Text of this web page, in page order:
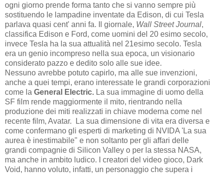
ogni giorno prende forma tanto che si vanno sempre più
sostituendo le lampadine inventate da Edison, di cui Tesla
parlava quasi cent' anni fa. Il giornale, Wall Street Journal,
classifica Edison e Ford, come uomini del 20 esimo secolo,
invece Tesla ha la sua attualità nel 21esimo secolo. Tesla
era un genio incompreso nella sua epoca, un visionario
considerato pazzo e dedito solo alle sue idee.
Nessuno avrebbe potuto capirlo, ma alle sue invenzioni,
anche a quei tempi, erano interessate le grandi corporazioni
come la General Electric. La sua immagine di uomo della
SF film rende maggiormente il mito, rientrando nella
produzione dei miti realizzati in chiave moderna come nel
recente film, Avatar. La sua dimensione di vita era diversa e
come confermano gli esperti di marketing di NVIDA 'La sua
aurea è inestimabile" e non soltanto per gli affari delle
grandi compagnie di Silicon Valley o per la stessa NASA,
ma anche in ambito ludico. I creatori del video gioco, Dark
Void, hanno voluto, infatti, un personaggio che supera i